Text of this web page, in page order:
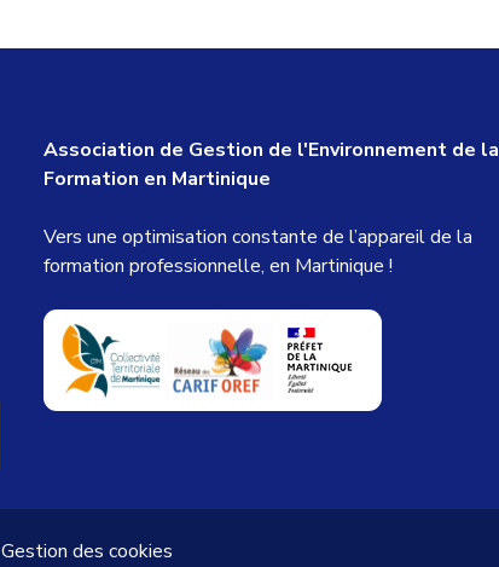
Association de Gestion de l'Environnement de la
Formation en Martinique
Vers une optimisation constante de l’appareil de la
formation professionnelle, en Martinique !
Gestion des cookies